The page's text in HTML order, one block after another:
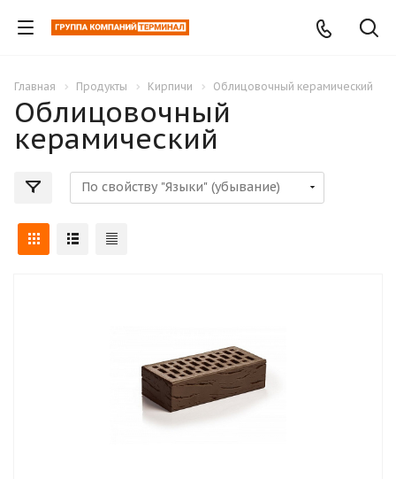
Главная Продукты Кирпичи Облицовочный керамический
Облицовочный
керамический